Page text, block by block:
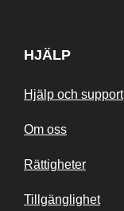
HJÄLP
Hjälp och support
Om oss
Rättigheter
Tillgänglighet